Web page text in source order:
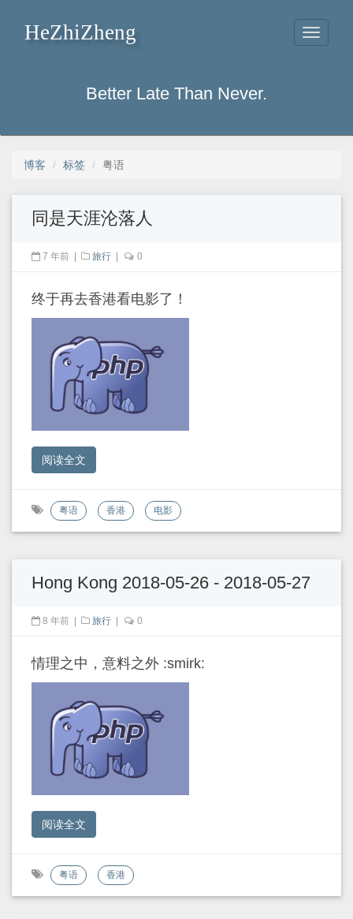
Toggle
HeZhiZheng
Better Late Than Never.
博客 标签 粤语
同是天涯沦落人
7 年前 旅行 0
终于再去香港看电影了！
阅读全文
粤语 香港 电影
Hong Kong 2018-05-26 - 2018-05-27
8 年前 旅行 0
情理之中，意料之外 :smirk:
阅读全文
粤语 香港